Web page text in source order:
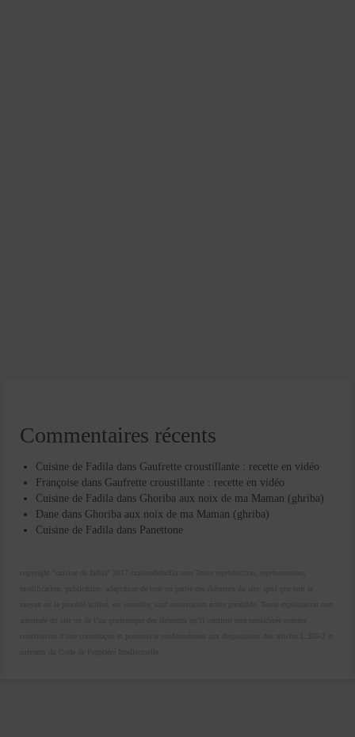
Commentaires récents
Cuisine de Fadila dans Gaufrette croustillante : recette en vidéo
Françoise dans Gaufrette croustillante : recette en vidéo
Cuisine de Fadila dans Ghoriba aux noix de ma Maman (ghriba)
Dane dans Ghoriba aux noix de ma Maman (ghriba)
Cuisine de Fadila dans Panettone